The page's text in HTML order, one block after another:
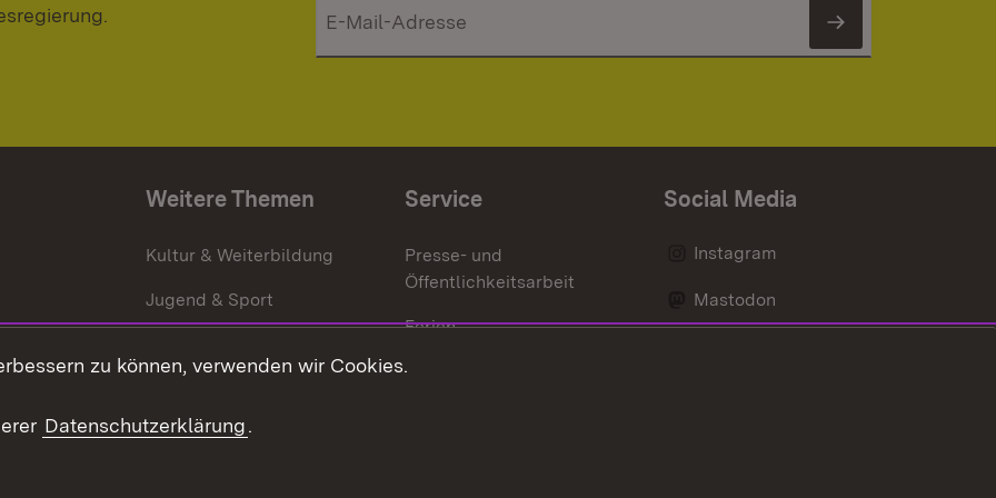
Newsletter
Weitere Themen
Kultur & Weiterbildung
Jugend & Sport
Service
Presse- und
Öffentlichkeitsarbeit
Ferien
Stellen
Social Media
Instagram
Mastodon
zu können, verwenden wir Cookies.
Datenschutzerklärung.